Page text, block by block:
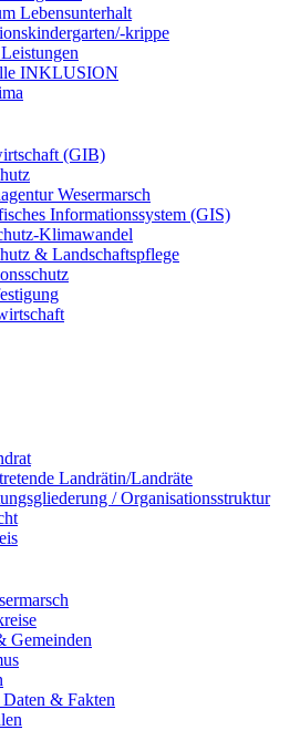
Lebensunterhalt
krippe
INKLUSION
(GIB)
Wesermarsch
Informationssystem (GIS)
Klimawandel
& Landschaftspflege
Landrätin/Landräte
/ Organisationsstruktur
Gemeinden
& Fakten